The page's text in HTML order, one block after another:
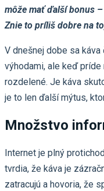
môže mať ďalší bonus
Znie to príliš dobre na
V dnešnej dobe sa
výhodami, ale keď príde
rozdelené. Je káva
je to len ďalší mýtus,
Množstvo
Internet je plný
tvrdia, že káva je
zatracujú a hovoria, že